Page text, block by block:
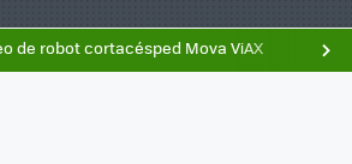
de robot cortacésped Mova ViAX